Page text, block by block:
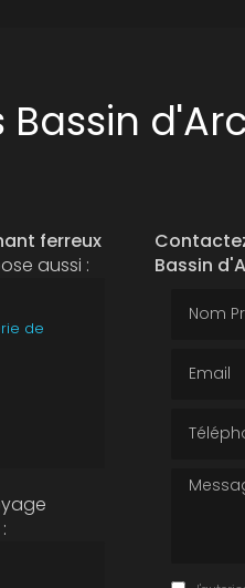
ferreux
aussi :
de
Bassin